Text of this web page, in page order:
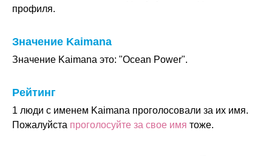
профиля.
Значение Kaimana
Значение Kaimana это: "Ocean Power".
Рейтинг
1 люди с именем Kaimana проголосовали за их имя.
Пожалуйста проголосуйте за свое имя тоже.